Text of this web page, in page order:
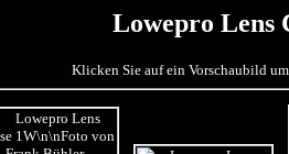
Lowepro Lens
Klicken Sie auf ein Vorschaubild